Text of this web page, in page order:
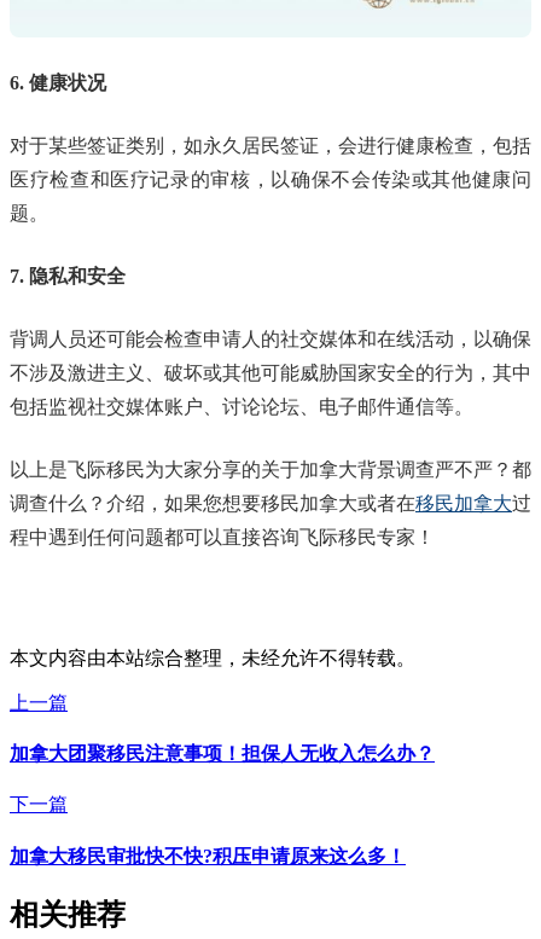
6. 健康状况
对于某些签证类别，如永久居民签证，会进行健康检查，包括
医疗检查和医疗记录的审核，以确保不会传染或其他健康问
题。
7. 隐私和安全
背调人员还可能会检查申请人的社交媒体和在线活动，以确保
不涉及激进主义、破坏或其他可能威胁国家安全的行为，其中
包括监视社交媒体账户、讨论论坛、电子邮件通信等。
以上是飞际移民为大家分享的关于加拿大背景调查严不严？都
调查什么？介绍，如果您想要移民加拿大或者在移民加拿大过
程中遇到任何问题都可以直接咨询飞际移民专家！
本文内容由本站综合整理，未经允许不得转载。
上一篇
加拿大团聚移民注意事项！担保人无收入怎么办？
下一篇
加拿大移民审批快不快?积压申请原来这么多！
相关推荐